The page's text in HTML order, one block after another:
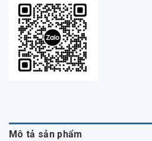
Mô tả sản phẩm